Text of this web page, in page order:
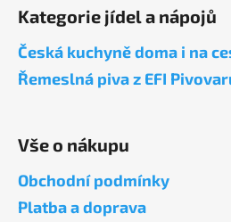
Kategorie jídel a nápojů
Česká kuchyně doma i na
Řemeslná piva z EFI
Vše o nákupu
Obchodní podmínky
Platba a doprava